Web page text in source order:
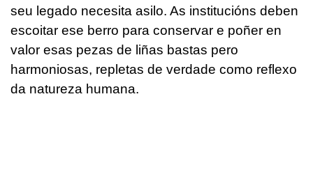
seu legado necesita asilo. As institucións deben
escoitar ese berro para conservar e poñer en
valor esas pezas de liñas bastas pero
harmoniosas, repletas de verdade como reflexo
da natureza humana.